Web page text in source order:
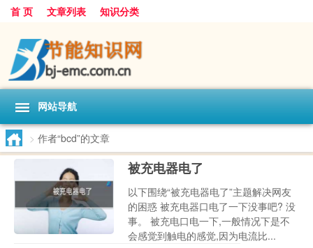
首 页 文章列表 知识分类
网站导航
> 作者“bcd”的文章
被充电器电了
以下围绕“被充电器电了”主题解决网友
的困惑 被充电器口电了一下没事吧? 没
事。 被充电口电一下,一般情况下是不
会感觉到触电的感觉,因为电流比...